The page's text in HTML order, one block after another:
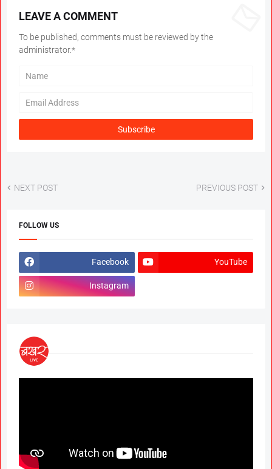
LEAVE A COMMENT
To be published, comments must be reviewed by the
administrator.*
NEXT POST PREVIOUS POST
FOLLOW US
Facebook YouTube
Instagram